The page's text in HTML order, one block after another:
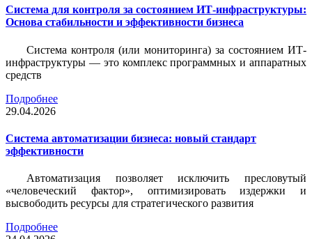
Система для контроля за состоянием ИТ-инфраструктуры:
Основа стабильности и эффективности бизнеса
Система контроля (или мониторинга) за состоянием ИТ-
инфраструктуры — это комплекс программных и аппаратных
средств
Подробнее
29.04.2026
Система автоматизации бизнеса: новый стандарт
эффективности
Автоматизация позволяет исключить пресловутый
«человеческий фактор», оптимизировать издержки и
высвободить ресурсы для стратегического развития
Подробнее